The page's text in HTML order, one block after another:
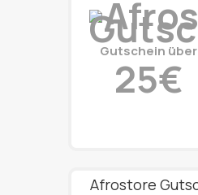
Gutschein über
25€
Afrostore